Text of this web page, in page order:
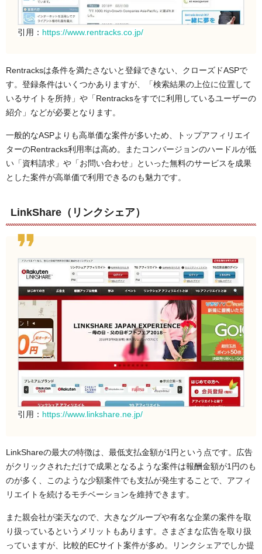
引用： https://www.rentracks.co.jp/
Rentracksは条件を満たさないと登録できない、クローズドASPで
す。登録条件はいくつかありますが、「検索結果の上位に位置して
いるサイトを所持」や「Rentracksをすでに利用しているユーザーの
紹介」などが必要となります。
一般的なASPよりも高単価な案件が多いため、トップアフィリエイ
ターのRentracks利用率は高め。またコンバージョンのハードルが低
い「資料請求」や「お問い合わせ」といった無料のサービスを成果
とした案件が高単価で利用できるのも魅力です。
LinkShare（リンクシェア）
引用： https://www.linkshare.ne.jp/
LinkShareの最大の特徴は、最低支払金額が1円という点です。広告
がクリックされただけで成果となるような案件は報酬金額が1円のも
のが多く、このような少額案件でも支払が発生することで、アフィ
リエイトを続けるモチベーションを維持できます。
また親会社が楽天なので、大きなグループや有名な企業の案件を取
り扱っているというメリットもあります。さまざまな広告を取り扱
っていますが、比較的ECサイト案件が多め。リンクシェアでしか提